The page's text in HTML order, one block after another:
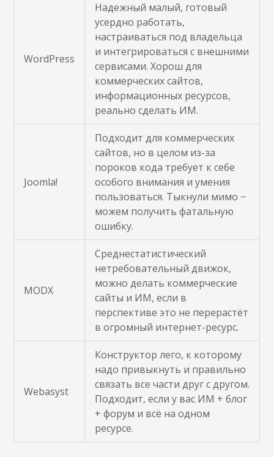
WordPress
Надежный малый, готовый
усердно работать,
настраиваться под владельца
и интегрироваться с внешними
сервисами. Хорош для
коммерческих сайтов,
информационных ресурсов,
реально сделать ИМ.
Joomla!
Подходит для коммерческих
сайтов, но в целом из-за
пороков кода требует к себе
особого внимания и умения
пользоваться. Тыкнули мимо −
можем получить фатальную
ошибку.
MODX
Среднестатистический
нетребовательный движок,
можно делать коммерческие
сайты и ИМ, если в
перспективе это не перерастёт
в огромный интернет-ресурс.
Webasyst
Конструктор лего, к которому
надо привыкнуть и правильно
связать все части друг с другом.
Подходит, если у вас ИМ + блог
+ форум и всё на одном
ресурсе.